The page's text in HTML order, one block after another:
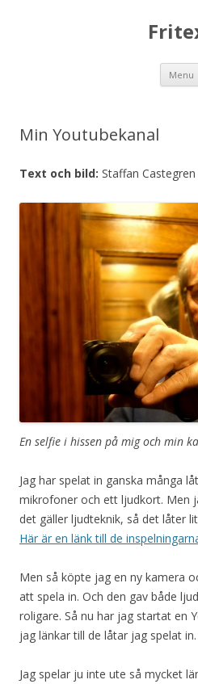
Menu
Min Youtubekanal
Text och bild: Staffan Castegren
En selfie i hissen på mig och min
Jag har spelat in ganska många
mikrofoner och ett ljudkort. Men
det gäller ljudteknik, så det låter
Här är en länk till de
Men så köpte jag en ny kamera
att spela in. Och den gav både
roligare. Så nu har jag startat en
jag länkar till de låtar jag spelat in.
Jag spelar ju inte ute så mycket